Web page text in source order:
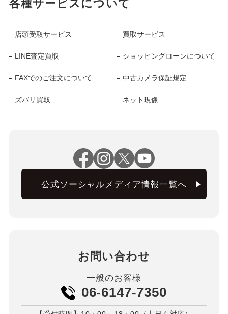
各種サービスについて
店頭受取サービス 買取サービス
LINE査定買取 ショッピングローンについて
FAXでのご注文について 中古カメラ保証規定
ズバリ買取 ネット現像
公式ソーシャルメディア情報一覧へ
お問い合わせ
一般のお客様
06-6147-7350